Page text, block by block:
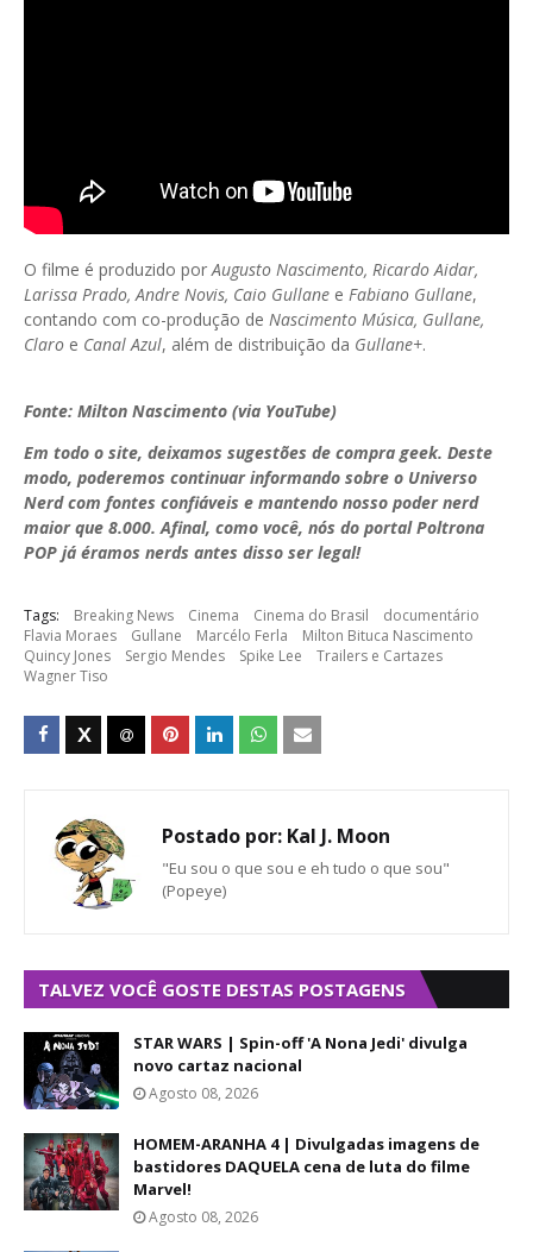
O filme é produzido porAugusto Nascimento, Ricardo Aidar,
Larissa Prado, Andre Novis, Caio Gullane e Fabiano Gullane,
contando com co-produção de Nascimento Música, Gullane,
Claro e Canal Azul, além de distribuição da Gullane+.
Fonte: Milton Nascimento (via YouTube)
Em todo o site, deixamos sugestões de compra geek. Deste
modo, poderemos continuar informando sobre o Universo
Nerd com fontes confiáveis e mantendo nosso poder nerd
maior que 8.000. Afinal, como você, nós do portal Poltrona
POP já éramos nerds antes disso ser legal!
Tags: Breaking News Cinema Cinema do Brasil
documentário
Flavia Moraes
Gullane Marcélo Ferla
Milton Bituca Nascimento
Quincy Jones
Sergio Mendes Spike Lee
Trailers e Cartazes
Wagner Tiso
Postado por: Kal J. Moon
"Eu sou o que sou e eh tudo o que sou"
(Popeye)
TALVEZ VOCÊ GOSTE DESTAS POSTAGENS
STAR WARS | Spin-off 'A Nona Jedi' divulga
novo cartaz nacional
Agosto 08, 2026
HOMEM-ARANHA 4 | Divulgadas imagens de
bastidores DAQUELA cena de luta do filme
Marvel!
Agosto 08, 2026